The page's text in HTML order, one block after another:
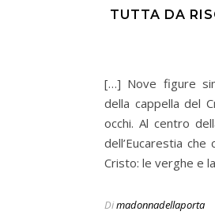
TUTTA DA
[…] Nove figure
della cappella del
occhi. Al centro
dell’Eucarestia
Cristo: le verghe e
Dimadonnadellaporta